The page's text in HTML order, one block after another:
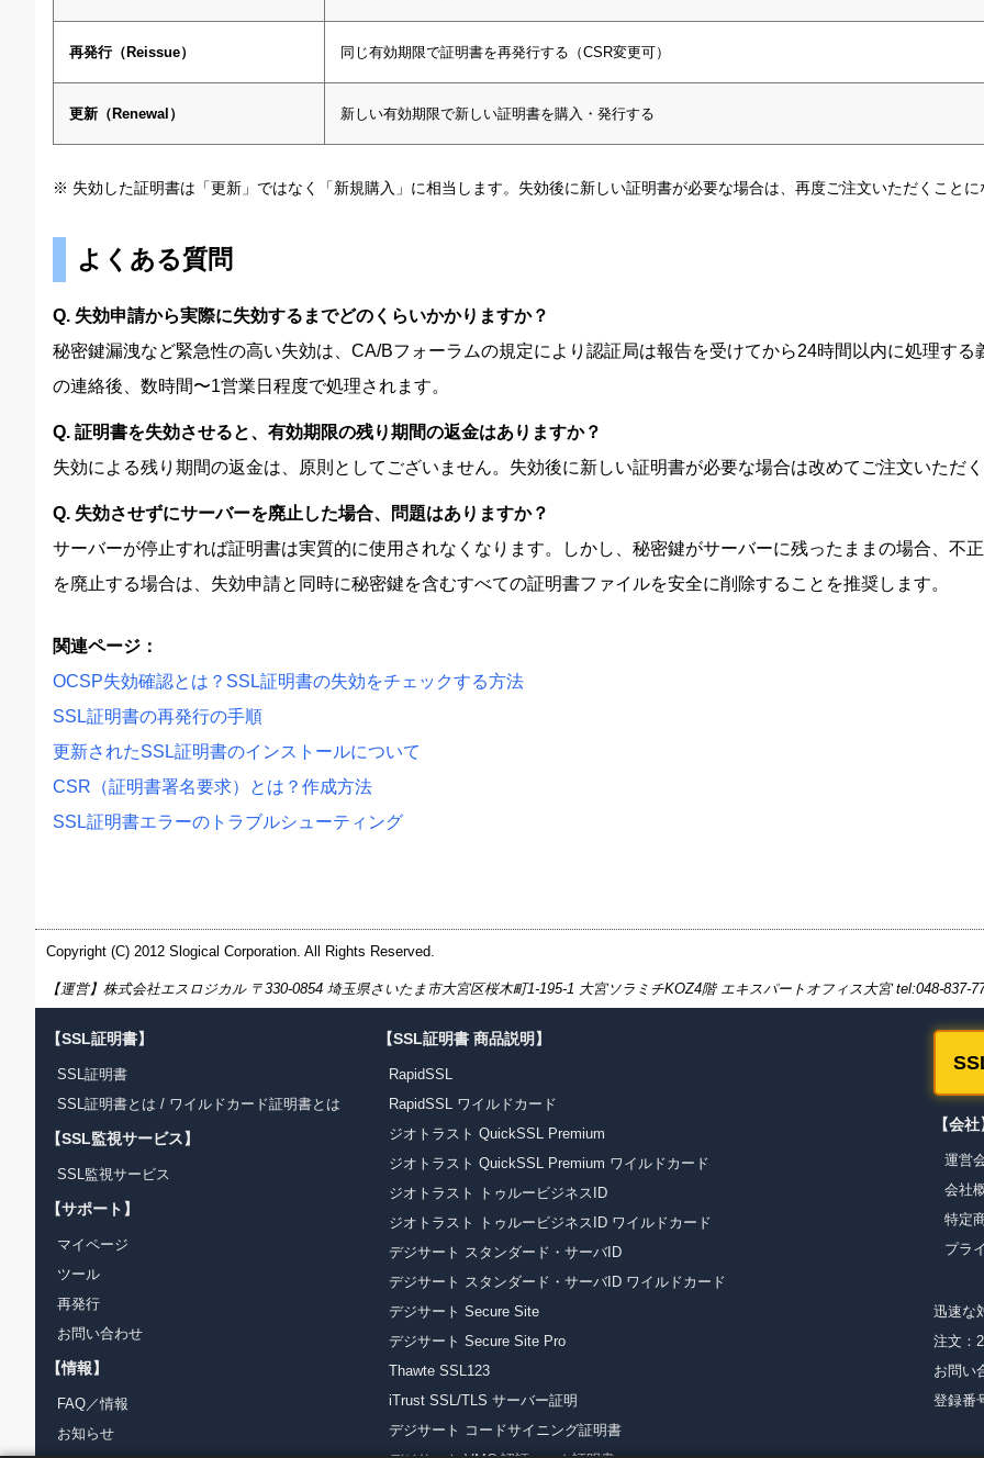
再発行（Reissue） 同じ有効期限で証明書を再発行する（CSR変更可）
更新（Renewal） 新しい有効期限で新しい証明書を購入・発行する
※ 失効した証明書は「更新」ではなく「新規購入」に相当します。失効後に新しい証明書が必要な場合は、再度ご注文いただくことに
よくある質問
Q. 失効申請から実際に失効するまでどのくらいかかりますか？
秘密鍵漏洩など緊急性の高い失効は、CA/Bフォーラムの規定により認証局は報告を受けてから24時間以内に処理す
の連絡後、数時間〜1営業日程度で処理されます。
Q. 証明書を失効させると、有効期限の残り期間の返金はありますか？
失効による残り期間の返金は、原則としてございません。失効後に新しい証明書が必要な場合は改めてご注文いただ
Q. 失効させずにサーバーを廃止した場合、問題はありますか？
サーバーが停止すれば証明書は実質的に使用されなくなります。しかし、秘密鍵がサーバーに残ったままの場合、不
を廃止する場合は、失効申請と同時に秘密鍵を含むすべての証明書ファイルを安全に削除することを推奨します。
関連ページ：
OCSP失効確認とは？SSL証明書の失効をチェックする方法
SSL証明書の再発行の手順
更新されたSSL証明書のインストールについて
CSR（証明書署名要求）とは？作成方法
SSL証明書エラーのトラブルシューティング
Copyright (C) 2012 Slogical Corporation. All Rights Reserved.
【運営】株式会社エスロジカル 〒330-0854 埼玉県さいたま市大宮区桜木町1-195-1 大宮ソラミチKOZ4階 エキスパートオフィス大宮 tel:048-837-
【SSL証明書】
SSL証明書
SSL証明書とは / ワイルドカード証明書とは
【SSL監視サービス】
SSL監視サービス
【サポート】
マイページ
ツール
再発行
お問い合わせ
【情報】
FAQ／情報
お知らせ
【SSL証明書 商品説明】
RapidSSL
RapidSSL ワイルドカード
ジオトラスト QuickSSL Premium
ジオトラスト QuickSSL Premium ワイルドカード
ジオトラスト トゥルービジネスID
ジオトラスト トゥルービジネスID ワイルドカード
デジサート スタンダード・サーバID
デジサート スタンダード・サーバID ワイルドカード
デジサート Secure Site
デジサート Secure Site Pro
Thawte SSL123
iTrust SSL/TLS サーバー証明
デジサート コードサイニング証明書
【会
運営
会社
特定
プラ
迅速な
注文：
お問い
登録番